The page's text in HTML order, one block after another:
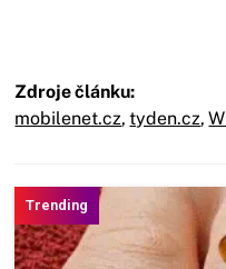
Zdroje článku:
mobilenet.cz, tyden.cz,